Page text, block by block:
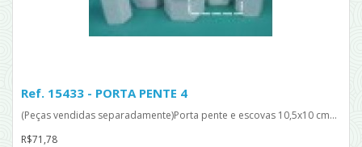
Ref. 15433 - PORTA PENTE 4
(Peças vendidas separadamente)Porta pente e escovas 10,5x10 cm...
R$71,78